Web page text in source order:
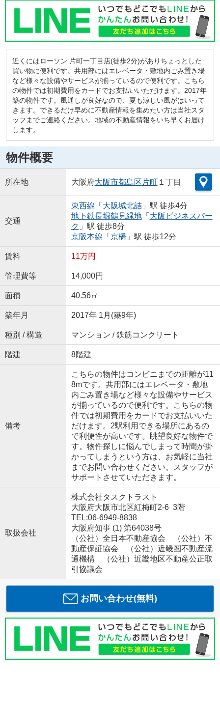
近くにはローソン 片町一丁目店(徒歩2分)がありちょっとした
買い物に便利です。共用部にはエレベータ・敷地内ごみ置き場
など様々な設備やサービスが揃っているので便利です。こちら
の物件では初期費用をカードでお支払いいただけます。2017年
築の物件です。風通しが良好なので、夏も涼しい風がはいって
きます。できるだけ早めに不動産情報を集めたい方は当社スタ
ッフまでご連絡ください。地域の不動産情報をいち早くお届け
します。
物件概要
所在地 大阪府大阪市都島区 片町１丁目
交通
東西線 「 大阪城北詰」駅 徒歩4分
地下鉄長堀鶴見緑地「 大阪ビジネスパー
ク 」駅 徒歩8分
京阪本線 「 京橋 」駅 徒歩12分
賃料 11万円
管理費等 14,000円
面積 40.56㎡
築年月 2017年 1月(築9年)
種別 / 構造 マンション / 鉄筋コンクリート
階建 8階建
備考
こちらの物件はコンビニまでの距離が11
8mです。共用部にはエレベータ・敷地
内ごみ置き場など様々な設備やサービス
が揃っているので便利です。こちらの物
件では初期費用をカードでお支払いいた
だけます。2駅利用できる場所にあるの
で利便性が高いです。眺望良好な物件で
す。物件探しに悩んでしまって時間が掛
かってしまうという方は、お気軽に当社
までお問い合わせください。スタッフが
サポートさせていただきます。
取扱会社
株式会社タスクトラスト
大阪府大阪市北区紅梅町2-6 3階
TEL:06-6949-8838
大阪府知事 (1) 第64038号
（公社）全日本不動産協会 （公社）不
動産保証協会 （公社）近畿圏不動産流
通機構 （公社）近畿地区不動産公正取
引協議会
お問い合わせ(無料)